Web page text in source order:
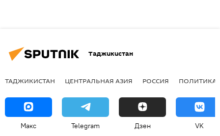
Таджикистан
ТАДЖИКИСТАН ЦЕНТРАЛЬНАЯ АЗИЯ РОССИЯ ПОЛИТИКА
Макс Telegram Дзен VK